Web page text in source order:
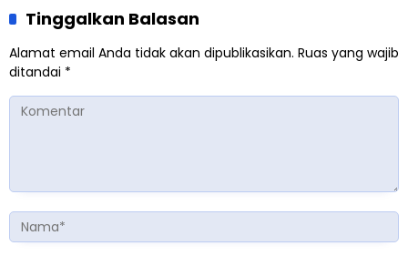
Tinggalkan Balasan
Alamat email Anda tidak akan dipublikasikan. Ruas yang wajib
ditandai *